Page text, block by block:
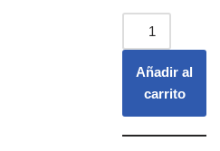
Añadir al
carrito